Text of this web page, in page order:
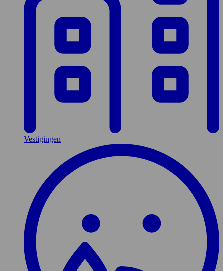
Vestigingen